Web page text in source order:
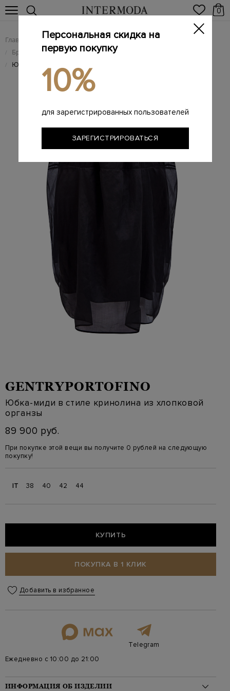
0
Главная Женщинам / Женская одежда
/ Брендовые женские юбки
/ Юбка-миди в стиле кринолина из хлопковой органзы
GENTRYPORTOFINO
Юбка-миди в стиле кринолина из хлопковой
органзы
89 900 руб.
При покупке этой вещи вы получите 0 рублей на следующую
покупку!
IT 38 40 42 44
КУПИТЬ
ПОКУПКА В 1 КЛИК
Добавить в избранное
Telegram
Ежедневно с 10:00 до 21:00
ИНФОРМАЦИЯ ОБ ИЗДЕЛИИ
Персональная скидка на
первую покупку
10%
для зарегистрированных пользователей
ЗАРЕГИСТРИРОВАТЬСЯ